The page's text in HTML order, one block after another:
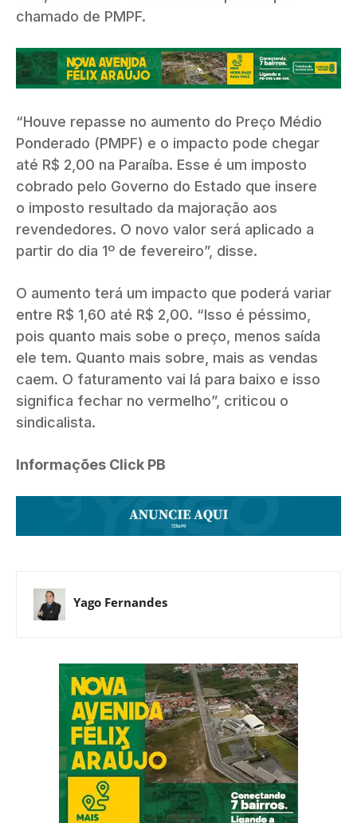
chamado de PMPF.
“Houve repasse no aumento do Preço Médio
Ponderado (PMPF) e o impacto pode chegar
até R$ 2,00 na Paraíba. Esse é um imposto
cobrado pelo Governo do Estado que insere
o imposto resultado da majoração aos
revendedores. O novo valor será aplicado a
partir do dia 1º de fevereiro”, disse.
O aumento terá um impacto que poderá variar
entre R$ 1,60 até R$ 2,00. “Isso é péssimo,
pois quanto mais sobe o preço, menos saída
ele tem. Quanto mais sobre, mais as vendas
caem. O faturamento vai lá para baixo e isso
significa fechar no vermelho”, criticou o
sindicalista.
Informações Click PB
Yago Fernandes